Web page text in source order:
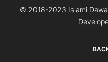
© 2018-2023 Islami